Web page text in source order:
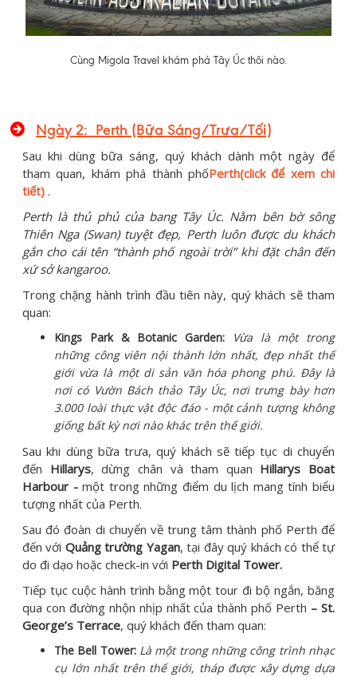
Cùng Migola Travel khám phá Tây Úc thôi nào.
Ngày 2: Perth (Bữa Sáng/Trưa/Tối)
Sau khi dùng bữa sáng, quý khách dành một ngày để
tham quan, khám phá thành phốPerth(click để xem chi
tiết) .
Perth là thủ phủ của bang Tây Úc. Nằm bên bờ sông
Thiên Nga (Swan) tuyệt đẹp, Perth luôn được du khách
gắn cho cái tên “thành phố ngoài trời” khi đặt chân đến
xứ sở kangaroo.
Trong chặng hành trình đầu tiên này, quý khách sẽ tham
quan:
Kings Park & Botanic Garden:
Vừa là một trong
những công viên nội thành lớn nhất, đẹp nhất thế
giới vừa là một di sản văn hóa phong phú. Đây là
nơi có Vườn Bách thảo Tây Úc, nơi trưng bày hơn
3.000 loài thực vật độc đáo - một cảnh tượng không
giống bất kỳ nơi nào khác trên thế giới.
Sau khi dùng bữa trưa, quý khách sẽ tiếp tục di chuyển
đến Hillarys, dừng chân và tham quan Hillarys Boat
Harbour -một trong những điểm du lịch mang tính biểu
tượng nhất của Perth.
Sau đó đoàn di chuyển về trung tâm thành phố Perth để
đến với Quảng trường Yagan, tại đây quý khách có thể tự
do đi dạo hoặc check-in với Perth Digital Tower.
Tiếp tục cuộc hành trình bằng một tour đi bộ ngắn, băng
qua con đường nhộn nhịp nhất của thành phố Perth – St.
George’s Terrace, quý khách đến tham quan:
The Bell Tower: Là một trong những công trình nhạc
cụ lớn nhất trên thế giới, tháp được xây dựng dựa